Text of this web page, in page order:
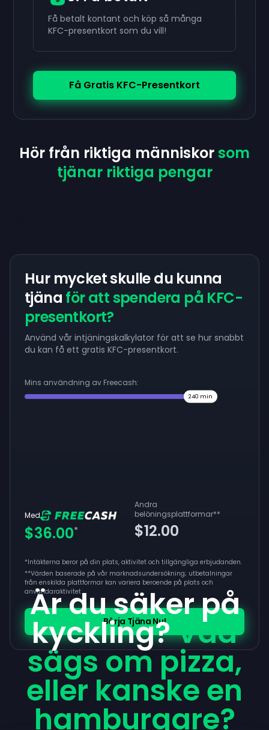
Få betalt kontant och köp så många
KFC-presentkort som du vill!
Få Gratis KFC-Presentkort
Hör från riktiga människorsom
tjänar riktiga pengar
Hur mycket skulle du kunna
tjäna för att spendera på KFC-
presentkort?
Använd vår intjäningskalkylator för att se hur snabbt
du kan få ett gratis KFC-presentkort.
Mins användning av Freecash:
240 min
Med
$36.00*
Andra
belöningsplattformar**
$12.00
*Intäkterna beror på din plats, aktivitet och tillgängliga erbjudanden.
**Värden baserade på vår marknadsundersökning; utbetalningar
från enskilda plattformar kan variera beroende på plats och
användaraktivitet
Börja Tjäna Nu!
Är du säker på
kyckling?Vad
sägs om pizza,
eller kanske en
hamburgare?